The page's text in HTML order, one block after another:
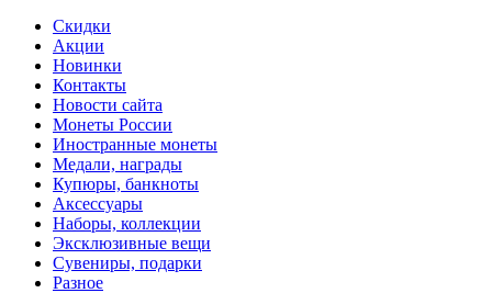
Скидки
Акции
Новинки
Контакты
Новости сайта
Монеты России
Иностранные монеты
Медали, награды
Купюры, банкноты
Аксессуары
Наборы, коллекции
Эксклюзивные вещи
Сувениры, подарки
Разное